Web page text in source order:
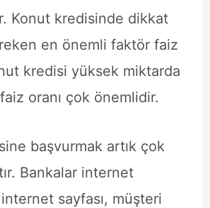
Konut kredisinde dikkat
en önemli faktör faiz
kredisi yüksek miktarda
oranı çok önemlidir.
başvurmak artık çok
Bankalar internet
internet sayfası, müşteri